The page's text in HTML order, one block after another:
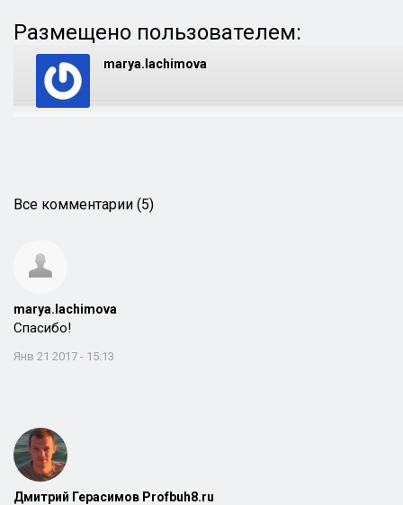
Размещено пользователем:
marya.lachimova
Все комментарии (5)
marya.lachimova
Спасибо!
Янв 21 2017 - 15:13
Дмитрий Герасимов Profbuh8.ru